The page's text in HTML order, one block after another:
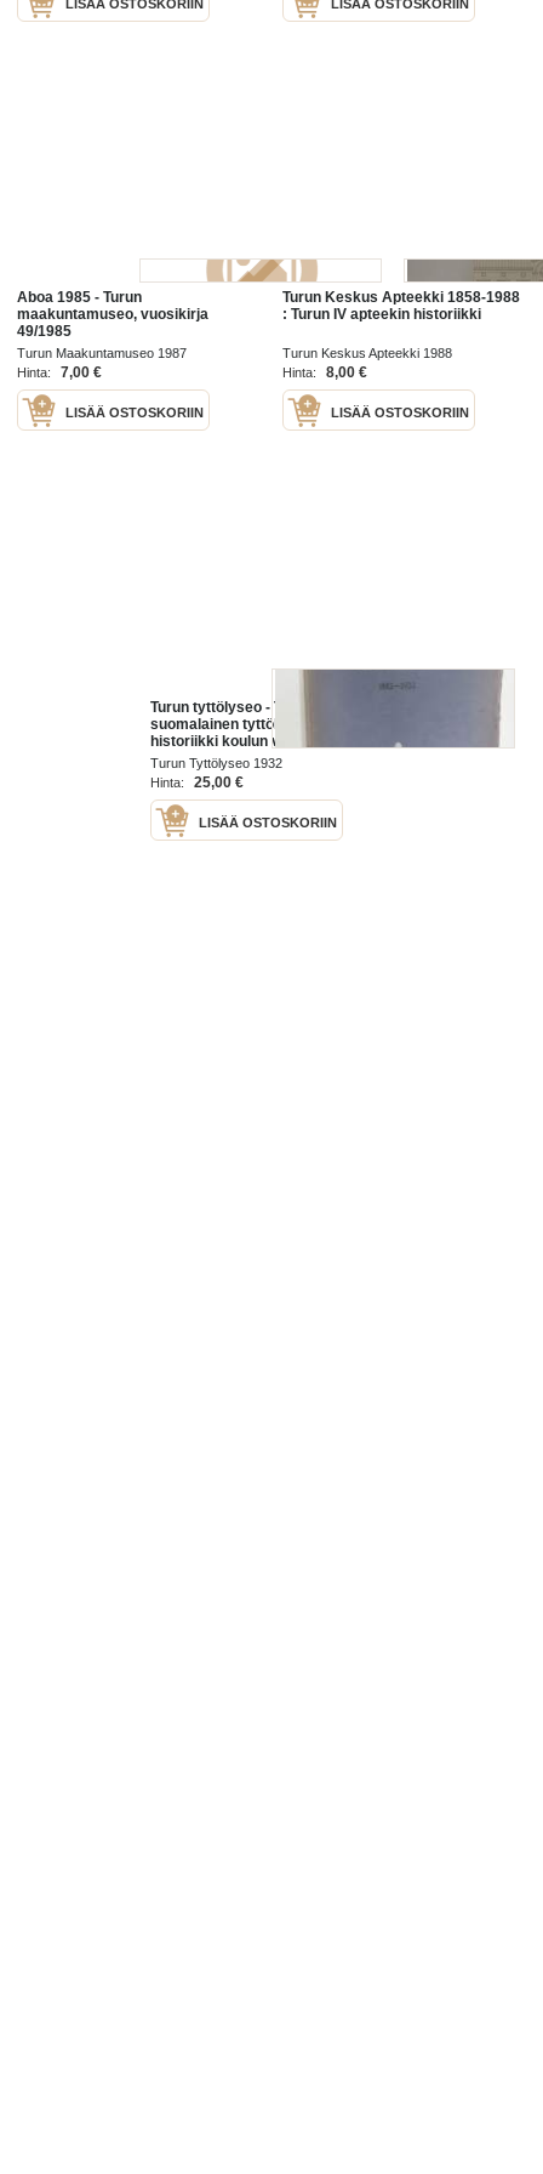
LISÄÄ OSTOSKORIIN LISÄÄ OSTOSKORIIN
Aboa 1985 - Turun
maakuntamuseo, vuosikirja
49/1985
Turun Maakuntamuseo 1987
Hinta:
7,00 €
LISÄÄ OSTOSKORIIN
Turun Keskus Apteekki 1858-1988
: Turun IV apteekin historiikki
Turun Keskus Apteekki 1988
Hinta:
8,00 €
LISÄÄ OSTOSKORIIN
Turun tyttölyseo - Turun
suomalainen tyttökoulu 1882-1932
historiikki koulun vaiheista -
Painettu 50-vuotisjuhlaan, mukana
50-vuotisjuhlan ohjelmia -school
history
Turun Tyttölyseo 1932
Hinta:
25,00 €
LISÄÄ OSTOSKORIIN